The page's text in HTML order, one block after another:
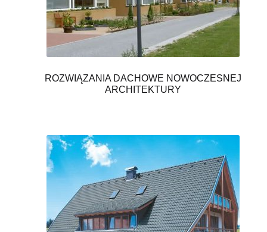
ROZWIĄZANIA DACHOWE NOWOCZESNEJ
ARCHITEKTURY